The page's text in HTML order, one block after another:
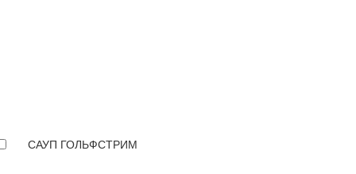
САУП ГОЛЬФСТРИМ